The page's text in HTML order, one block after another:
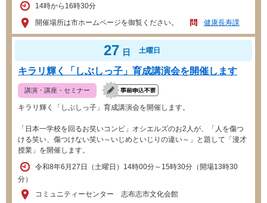
14時から16時30分
開催場所は市ホームページを御覧ください。
健康長寿課
27 日 土曜日
キラリ輝く「しぶしっ子」育成講演会を開催します
講演・講座・セミナー
キラリ輝く「しぶしっ子」育成講演会を開催します。
「日本一学校を回るお笑いコンビ」オシエルズのお2人が、「人を傷つ
ける笑い、傷つけない笑い～いじめといじりの違い～」と題して「漫才
授業」を開催します。
令和8年6月27日（土曜日）14時00分～15時30分（開場13時30
分）
コミュニティーセンター 志布志市文化会館